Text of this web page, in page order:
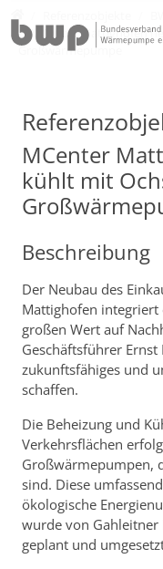
MCenter Mattighofen
Großwärmepumpe
MCenter
kühlt mit
Beschreibung
Der Neubau des
Mattighofen integriert
großen Wert auf
Geschäftsführer
zukunftsfähiges und
schaffen.
Die Beheizung und
Verkehrsflächen
Großwärmepumpen,
sind. Diese
ökologische
wurde von
geplant und